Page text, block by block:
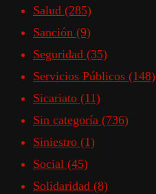
Salud (285)
Sanción (9)
Seguridad (35)
Servicios Públicos (148)
Sicariato (11)
Sin categoría (736)
Siniestro (1)
Social (45)
Solidaridad (8)